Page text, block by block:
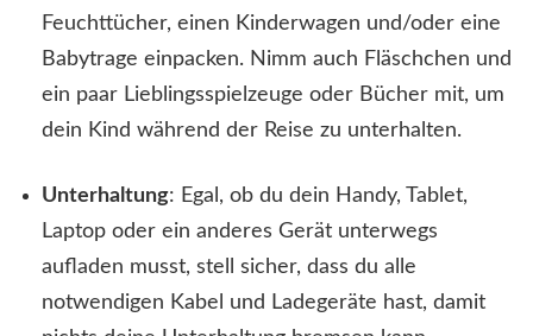
Feuchttücher, einen Kinderwagen und/oder eine
Babytrage einpacken. Nimm auch Fläschchen und
ein paar Lieblingsspielzeuge oder Bücher mit, um
dein Kind während der Reise zu unterhalten.
Unterhaltung: Egal, ob du dein Handy, Tablet,
Laptop oder ein anderes Gerät unterwegs
aufladen musst, stell sicher, dass du alle
notwendigen Kabel und Ladegeräte hast, damit